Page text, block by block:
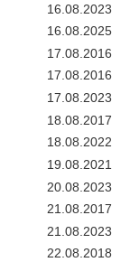
16.08.2023
16.08.2025
17.08.2016
17.08.2016
17.08.2023
18.08.2017
18.08.2022
19.08.2021
20.08.2023
21.08.2017
21.08.2023
22.08.2018